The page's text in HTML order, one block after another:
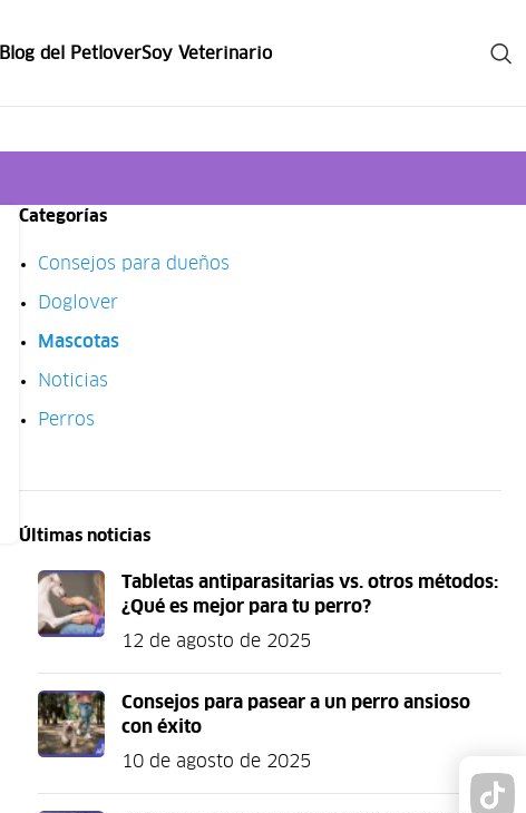
Blog del PetloverSoy Veterinario
Categorías
Consejos para dueños
Doglover
Mascotas
Noticias
Perros
Últimas noticias
Tabletas antiparasitarias vs. otros métodos:
¿Qué es mejor para tu perro?
12 de agosto de 2025
Consejos para pasear a un perro ansioso
con éxito
10 de agosto de 2025